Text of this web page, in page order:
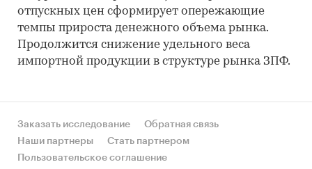
отпускных цен сформирует опережающие
темпы прироста денежного объема рынка.
Продолжится снижение удельного веса
импортной продукции в структуре рынка ЗПФ.
Заказать исследование
Обратная связь
Наши партнеры
Стать партнером
Пользовательское соглашение